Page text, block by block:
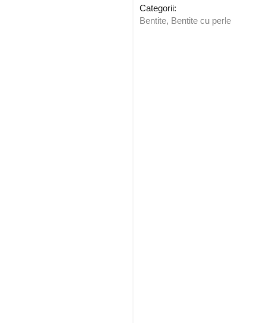
Categorii:
Bentite, Bentite cu perle